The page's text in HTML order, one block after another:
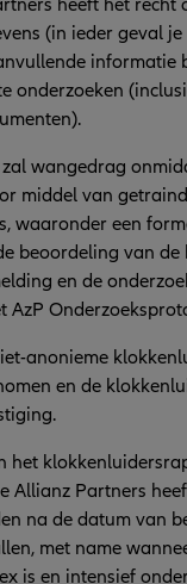
(in ieder geval
informatie
onderzoeken
wangedrag
middel van
waaronder een
beoordeling van
en de
AzP
anonieme
en de
het
Allianz Partners
na de datum van
met name
is en intensief